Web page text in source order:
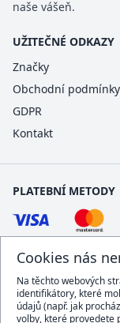
Cookies nás
Na těchto webových
identifikátory, které
údajů (např. jak
volby, které provedete
naše vášeň.
UŽITEČNÉ ODKAZY
Značky
Obchodní podmínky
GDPR
Kontakt
PLATEBNÍ METODY